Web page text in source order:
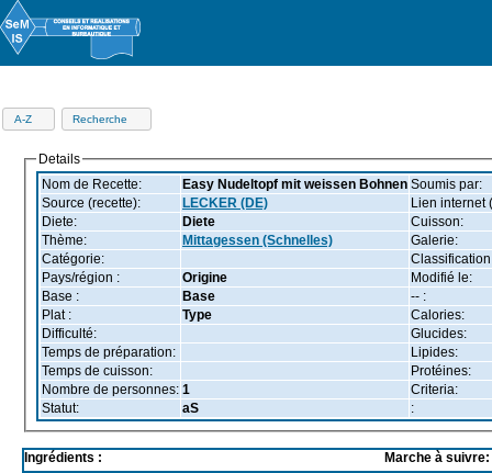
A-Z Recherche
Details
Nom de Recette:
Easy Nudeltopf mit weissen Bohnen Soumis par:
Source (recette):
LECKER (DE)
Lien internet
Diete:
Diete
Cuisson:
Thème:
Mittagessen (Schnelles)
Galerie:
Catégorie:
Pays/région :
Origine
Modifié le:
Base :
Base
-- :
Plat :
Type
Calories:
Difficulté:
Glucides:
Temps de préparation:
Lipides:
Temps de cuisson:
Protéines:
Nombre de personnes: 1
Criteria:
Statut:
aS :
Ingrédients :
Marche à suivre: